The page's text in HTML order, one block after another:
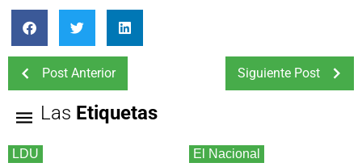
Post Anterior Siguiente Post
Las Etiquetas
LDU El Nacional